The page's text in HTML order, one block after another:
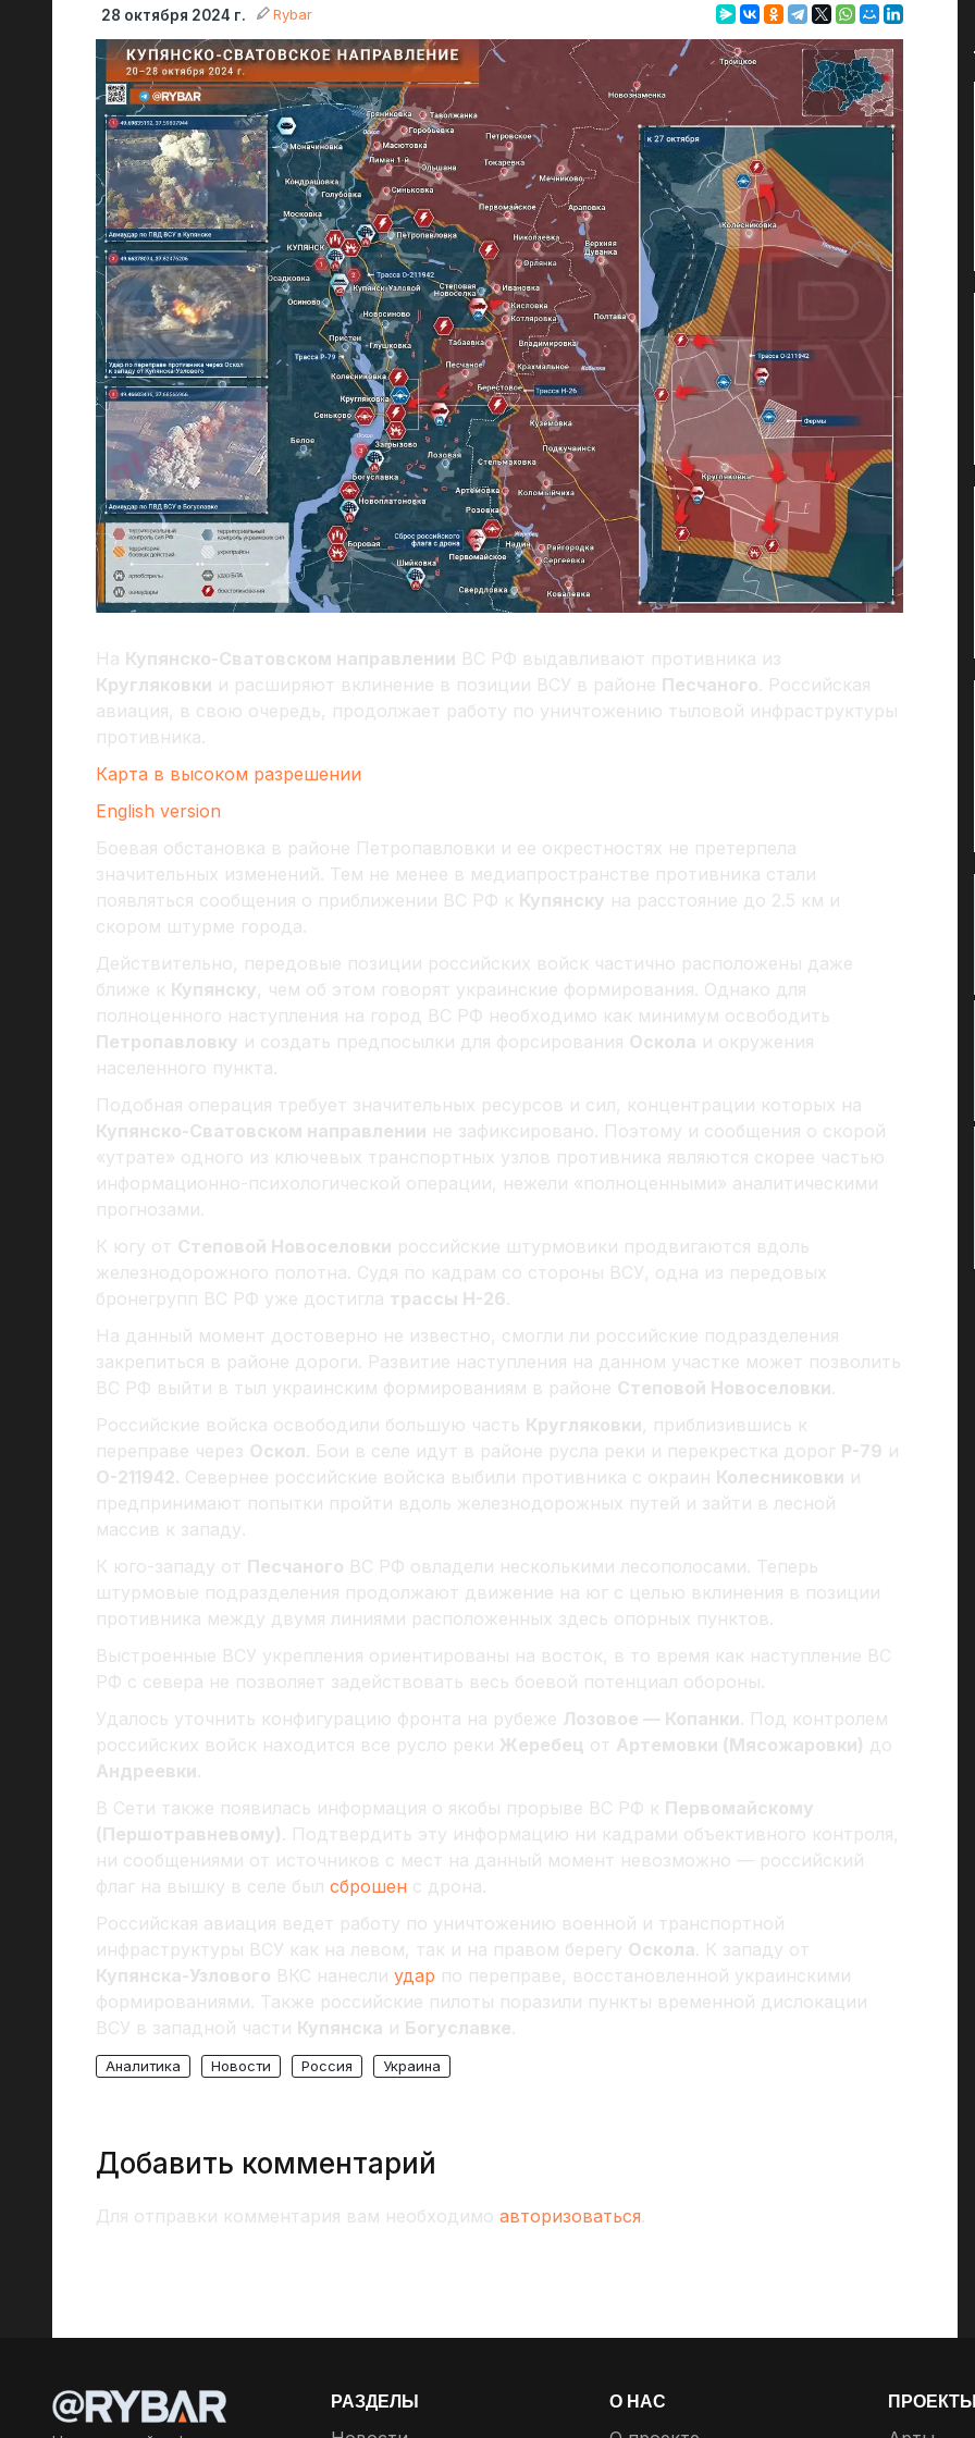
28 октября 2024 г. Rybar
На Купянско-Сватовском направлении ВС РФ выдавливают противника из
Кругляковки и расширяют вклинение в позиции ВСУ в районе Песчаного. Российская
авиация, в свою очередь, продолжает работу по уничтожению тыловой инфраструктуры
противника.
Карта в высоком разрешении
English version
Боевая обстановка в районе Петропавловки и ее окрестностях не претерпела
значительных изменений. Тем не менее в медиапространстве противника стали
появляться сообщения о приближении ВС РФ к Купянску на расстояние до 2.5 км и
скором штурме города.
Действительно, передовые позиции российских войск частично расположены даже
ближе к Купянску, чем об этом говорят украинские формирования. Однако для
полноценного наступления на город ВС РФ необходимо как минимум освободить
Петропавловку и создать предпосылки для форсирования Оскола и окружения
населенного пункта.
Подобная операция требует значительных ресурсов и сил, концентрации которых на
Купянско-Сватовском направлении не зафиксировано. Поэтому и сообщения о скорой
«утрате» одного из ключевых транспортных узлов противника являются скорее частью
информационно-психологической операции, нежели «полноценными» аналитическими
прогнозами.
К югу от Степовой Новоселовки российские штурмовики продвигаются вдоль
железнодорожного полотна. Судя по кадрам со стороны ВСУ, одна из передовых
бронегрупп ВС РФ уже достигла трассы Н-26.
На данный момент достоверно не известно, смогли ли российские подразделения
закрепиться в районе дороги. Развитие наступления на данном участке может позволить
ВС РФ выйти в тыл украинским формированиям в районе Степовой Новоселовки.
Российские войска освободили большую часть Кругляковки, приблизившись к
переправе через Оскол. Бои в селе идут в районе русла реки и перекрестка дорог Р-79 и
О-211942. Севернее российские войска выбили противника с окраин Колесниковки и
предпринимают попытки пройти вдоль железнодорожных путей и зайти в лесной
массив к западу.
К юго-западу от Песчаного ВС РФ овладели несколькими лесополосами. Теперь
штурмовые подразделения продолжают движение на юг с целью вклинения в позиции
противника между двумя линиями расположенных здесь опорных пунктов.
Выстроенные ВСУ укрепления ориентированы на восток, в то время как наступление ВС
РФ с севера не позволяет задействовать весь боевой потенциал обороны.
Удалось уточнить конфигурацию фронта на рубеже Лозовое — Копанки. Под контролем
российских войск находится все русло реки Жеребец от Артемовки (Мясожаровки) до
Андреевки.
В Сети также появилась информация о якобы прорыве ВС РФ к Первомайскому
(Першотравневому) . Подтвердить эту информацию ни кадрами объективного контроля,
ни сообщениями от источников с мест на данный момент невозможно — российский
флаг на вышку в селе был сброшен с дрона.
Российская авиация ведет работу по уничтожению военной и транспортной
инфраструктуры ВСУ как на левом, так и на правом берегу Оскола. К западу от
Купянска-Узлового ВКС нанесли удар по переправе, восстановленной украинскими
формированиями. Также российские пилоты поразили пункты временной дислокации
ВСУ в западной части Купянска и Богуславке.
Аналитика Новости Россия Украина
Добавить комментарий
Для отправки комментария вам необходимо авторизоваться.
РАЗДЕЛЫ О НАС ПРОЕКТЫ